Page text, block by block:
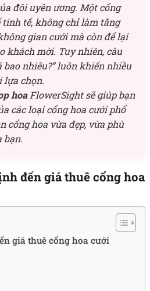
đôi uyên ương. Một cổng
tinh tế, không chỉ làm tăng
gian cưới mà còn để lại
khách mời. Tuy nhiên, câu
bao nhiêu?” luôn khiến nhiều
lựa chọn.
hoaFlowerSight sẽ giúp bạn
các loại cổng hoa cưới phổ
cổng hoa vừa đẹp, vừa phù
bạn.
đến giá thuê cổng hoa
giá thuê cổng hoa cưới